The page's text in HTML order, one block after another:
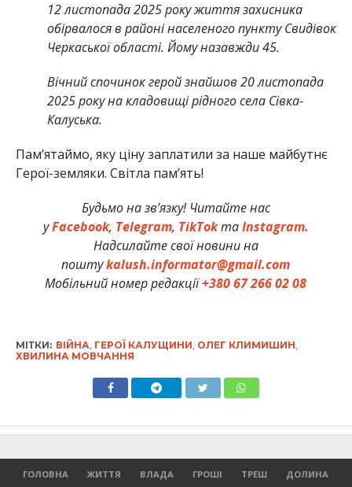
12 листопада 2025 року життя захисника
обірвалося в районі населеного пункту Свидівок
Черкаської області. Йому назавжди 45.
Вічний спочинок герой знайшов 20 листопада
2025 року на кладовищі рідного села Сівка-
Калуська.
Памʼятаймо, яку ціну заплатили за наше майбутнє
Герої-земляки. Світла пам’ять!
Будьмо на зв’язку! Читайте нас
уFacebook, Telegram, TikTokтаInstagram.
Надсилайте свої новини на
поштуkalush.informator@gmail.com
Мобільний номер редакції+380 67 266 02 08
МІТКИ: ВІЙНА, ГЕРОЇ КАЛУЩИНИ, ОЛЕГ КЛИМИШИН,
ХВИЛИНА МОВЧАННЯ
ГОЛОВНА ЖИТТЯ ВЛАДА ГРОШІ ТРЕШ
ДОЛИНА